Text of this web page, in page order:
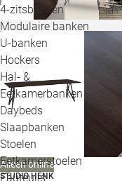
4-zitsbanken
Modulaire banken
U-banken
Hockers
Hal- &
Eetkamerbanken
Daybeds
Slaapbanken
Stoelen
Eetkamerstoelen
Fauteuils
Alleen online
STUDIO HENK